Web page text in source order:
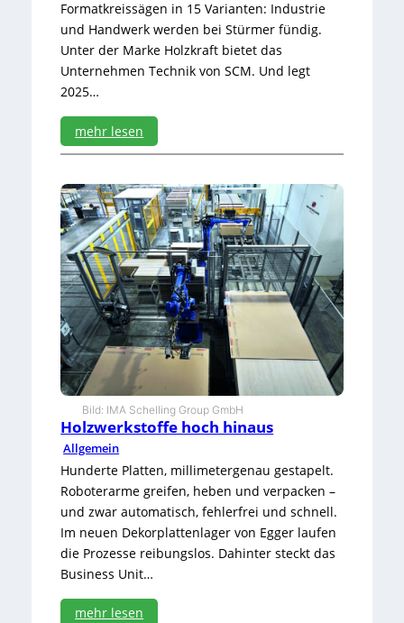
tFormatkreissägen in 15 Varianten: Industrie
und Handwerk werden bei Stürmer fündig.
Unter der Marke Holzkraft bietet das
Unternehmen Technik von SCM. Und legt
2025…
mehr lesen
:
i
e
l
f
a
l
t
s
e
i
t
ü
b
r
4
0
J
a
h
r
e
Bild: IMA Schelling Group GmbH
Holzwerkstoffe hoch hinaus
Allgemein
Hunderte Platten, millimetergenau gestapelt.
Roboterarme greifen, heben und verpacken –
und zwar automatisch, fehlerfrei und schnell.
Im neuen Dekorplattenlager von Egger laufen
die Prozesse reibungslos. Dahinter steckt das
Business Unit…
mehr lesen